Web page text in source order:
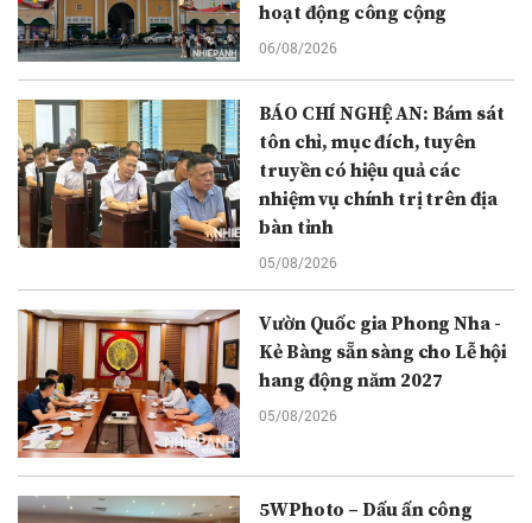
hoạt động công cộng
06/08/2026
BÁO CHÍ NGHỆ AN: Bám sát
tôn chỉ, mục đích, tuyên
truyền có hiệu quả các
nhiệm vụ chính trị trên địa
bàn tỉnh
05/08/2026
Vườn Quốc gia Phong Nha -
Kẻ Bàng sẵn sàng cho Lễ hội
hang động năm 2027
05/08/2026
5WPhoto – Dấu ấn công